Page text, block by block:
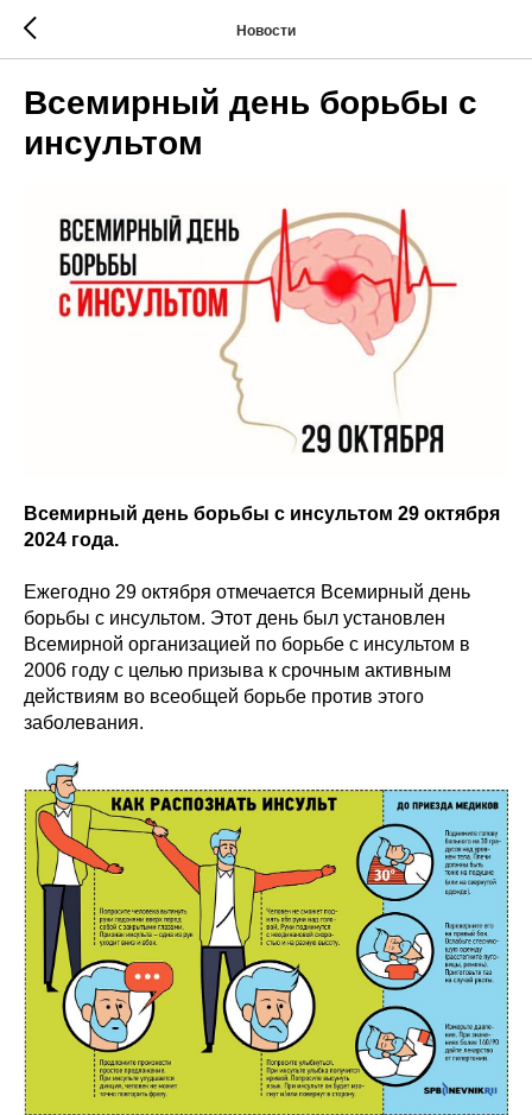
Новости
Всемирный день борьбы с
инсультом
Всемирный день борьбы с инсультом 29 октября
2024 года.
Ежегодно 29 октября отмечается Всемирный день
борьбы с инсультом. Этот день был установлен
Всемирной организацией по борьбе с инсультом в
2006 году с целью призыва к срочным активным
действиям во всеобщей борьбе против этого
заболевания.